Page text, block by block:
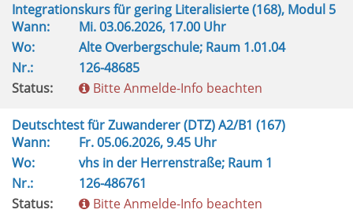
Integrationskurs für gering Literalisierte (168), Modul 5
Wann:
Mi.03.06.2026, 17.00 Uhr
Wo:
Alte Overbergschule; Raum 1.01.04
Nr.:
126-48685
Status:
Bitte Anmelde-Info beachten
Deutschtest für Zuwanderer (DTZ) A2/B1 (167)
Wann:
Fr.05.06.2026, 9.45 Uhr
Wo:
vhs in der Herrenstraße; Raum 1
Nr.:
126-486761
Status:
Bitte Anmelde-Info beachten